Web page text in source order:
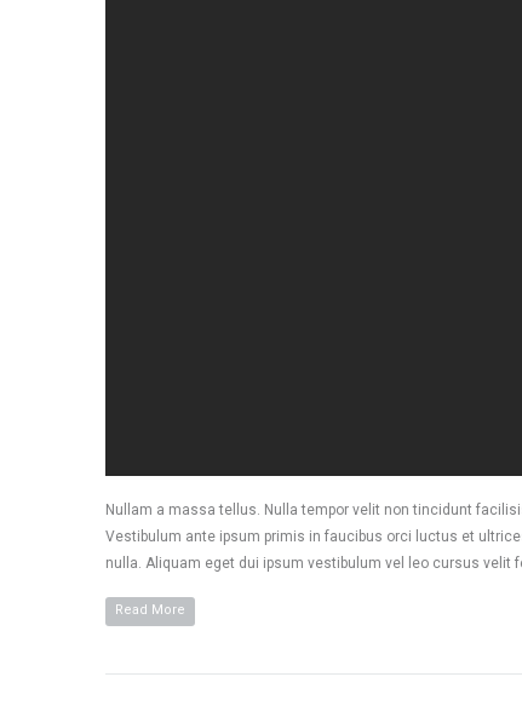
Nullam a massa tellus. Nulla tempor velit non tincidunt
Vestibulum ante ipsum primis in faucibus orci luctus et
nulla. Aliquam eget dui ipsum vestibulum vel leo cursus
Read More